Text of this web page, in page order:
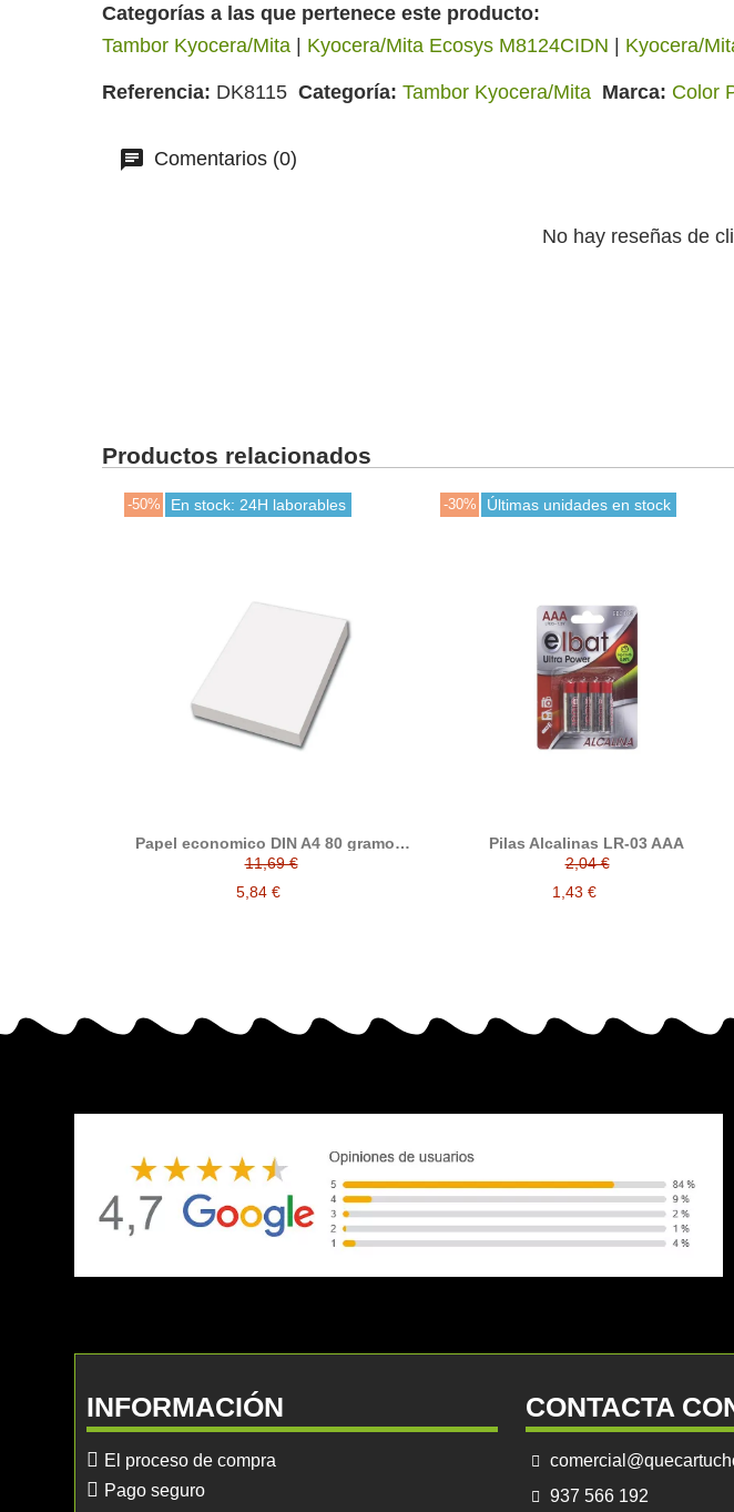
Categorías a las que pertenece este producto:
Tambor Kyocera/Mita
Kyocera/Mita Ecosys M8124CIDN Kyocera/
Referencia DK8115 Categoría Tambor Kyocera/Mita Marca Color
Comentarios (0)
No hay reseñas de
Productos relacionados
-50% En stock: 24H laborables
Papel economico DIN A4 80 gramos,
paquete 500 folios
11,69 €
5,84 €
-30% Últimas unidades en stock
Pilas Alcalinas LR-03 AAA
2,04 €
1,43 €
INFORMACIÓN
El proceso de compra
Pago seguro
CONTACTA
937 566 192